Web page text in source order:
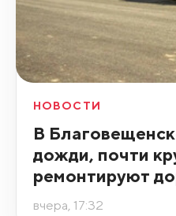
НОВОСТИ
В
дожди, почти
ремонтируют
вчера, 17:32